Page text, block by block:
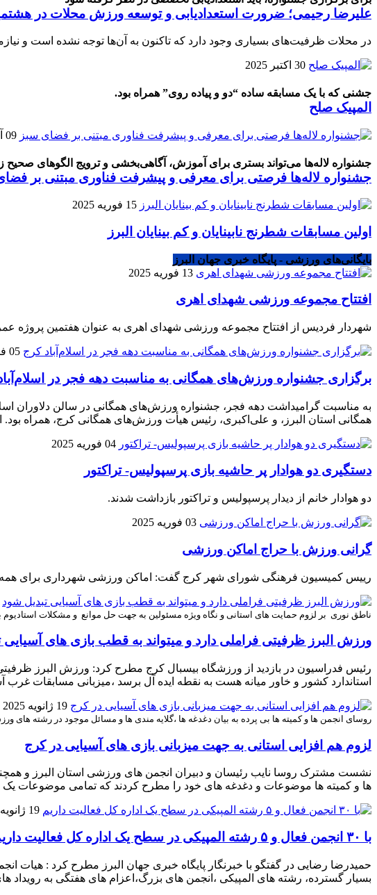
علیرضا رحیمی؛ ضرورت استعدادیابی و توسعه ورزش محلات در
در محلات ظرفیت‌های بسیاری وجود دارد که تاکنون به آن‌ها توجه نشده است و
30 اکتبر 2025
جشنی که با یک مسابقه ساده “دو و پیاده روی” همراه بود.
المپیک صلح
09 آوریل 2025
جشنواره لاله‌ها می‌تواند بستری برای آموزش، آگاهی‌بخشی و ترویج الگوهای
جشنواره لاله‌ها فرصتی برای معرفی و پیشرفت فناوری مبتنی بر
15 فوریه 2025
اولین مسابقات شطرنج نابینایان و کم بینایان البرز
بایگانی‌های ورزشی - پایگاه خبری جهان البرز
13 فوریه 2025
افتتاح مجموعه ورزشی شهدای اهری
شهردار فردیس از افتتاح مجموعه ورزشی شهدای اهری به عنوان هفتمین پروژه
05 فوریه 2025
برگزاری جشنواره ورزش‌های همگانی به مناسبت دهه فجر در
به مناسبت گرامیداشت دهه فجر، جشنواره ورزش‌های همگانی در سالن دلاوران
همگانی استان البرز، و علی‌اکبری، رئیس هیأت ورزش‌های همگانی کرج، همراه
04 فوریه 2025
دستگیری دو هوادار پر حاشیه بازی پرسپولیس- تراکتور
دو هوادار خانم از دیدار پرسپولیس و تراکتور بازداشت شدند.
03 فوریه 2025
گرانی ورزش با حراج اماکن ورزشی
رییس کمیسیون فرهنگی شورای شهر کرج گفت: اماکن ورزشی شهرداری برای
ناطق نوری بر لزوم حمایت های استانی و نگاه ویژه مسئولین به جهت حل موانع و مشکلات استادیوم
ورزش البرز ظرفیتی فراملی دارد و میتواند به قطب بازی های آسیایی
رئیس فدراسیون در بازدید از ورزشگاه بیسبال کرج مطرح کرد: ورزش البرز
استاندارد کشور و خاور میانه هست به نقطه ایده آل برسد ،میزبانی مسابقات
19 ژانویه 2025
روسای انجمن ها و کمیته ها بی پرده به بیان دغدغه ها ،گلایه مندی ها و مسائل موجود در رشته های
لزوم هم افزایی استانی به جهت میزبانی بازی های آسیایی در کرج
ها و کمیته ها موضوعات و دغدغه های خود را مطرح کردند که تمامی موضوعات
19 ژانویه 2025
با ۳۰ انجمن فعال و ۵ رشته المپیکی در سطح یک اداره کل فعالیت داریم
بسیار گسترده، رشته های المپیکی ،انجمن های بزرگ،اعزام های هفتگی به